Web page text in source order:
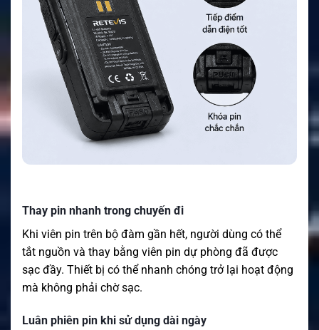
Thay pin nhanh trong chuyến đi
Khi viên pin trên bộ đàm gần hết, người dùng có thể
tắt nguồn và thay bằng viên pin dự phòng đã được
sạc đầy. Thiết bị có thể nhanh chóng trở lại hoạt động
mà không phải chờ sạc.
Luân phiên pin khi sử dụng dài ngày